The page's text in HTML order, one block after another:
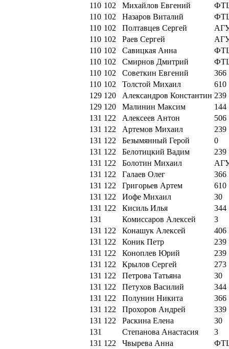
110 102 Михайлов Евгений
110 102 Назаров Виталий
110 102 Полтавцев Сергей
110 102 Раев Сергей
110 102 Савицкая Анна
110 102 Смирнов Дмитрий
110 102 Советкин Евгений
366
110 102 Толстой Михаил
610
129 120 Александров Константин 239
129 120 Малинин Максим
144
131 122 Алексеев Антон
506
131 122 Артемов Михаил
239
131 122 Безымянный Герой
0
131 122 Белотицкий Вадим
239
131 122 Болотин Михаил
131 122 Галаев Олег
366
131 122 Григорьев Артем
610
131 122 Иофе Михаил
30
131 122 Кисиль Илья
344
131
Комиссаров Алексей
3
131 122 Конашук Алексей
406
131 122 Коник Петр
239
131 122 Коноплев Юрий
239
131 122 Крылов Сергей
273
131 122 Петрова Татьяна
30
131 122 Петухов Василий
344
131 122 Полунин Никита
366
131 122 Прохоров Андрей
339
131 122 Раскина Елена
30
131
Степанова Анастасия
3
131 122 Чвырева Анна